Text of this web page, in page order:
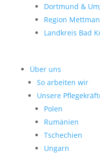
Dortmund &
Region
Landkreis Bad
Über uns
So arbeiten wir
Unsere
Polen
Rumänien
Tschechien
Ungarn